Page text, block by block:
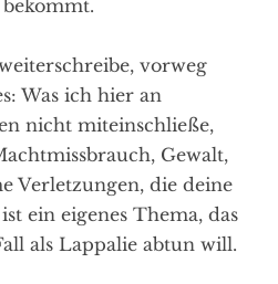
vorweg
Was ich hier an
nicht miteinschließe,
Gewalt,
Verletzungen, die deine
ein eigenes Thema, das
als Lappalie abtun will.